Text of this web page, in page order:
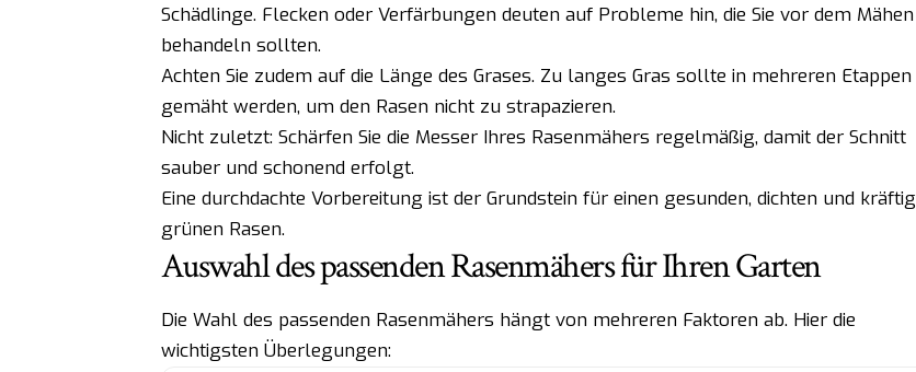
Schädlinge. Flecken oder Verfärbungen deuten auf Probleme hin, die Sie vor dem Mähen
behandeln sollten.
Achten Sie zudem auf die Länge des Grases. Zu langes Gras sollte in mehreren Etappen
gemäht werden, um den Rasen nicht zu strapazieren.
Nicht zuletzt: Schärfen Sie die Messer Ihres Rasenmähers regelmäßig, damit der Schnitt
sauber und schonend erfolgt.
Eine durchdachte Vorbereitung ist der Grundstein für einen gesunden, dichten und kräftig
grünen Rasen.
Auswahl des passenden Rasenmähers für Ihren Garten
Die Wahl des passenden Rasenmähers hängt von mehreren Faktoren ab. Hier die
wichtigsten Überlegungen: